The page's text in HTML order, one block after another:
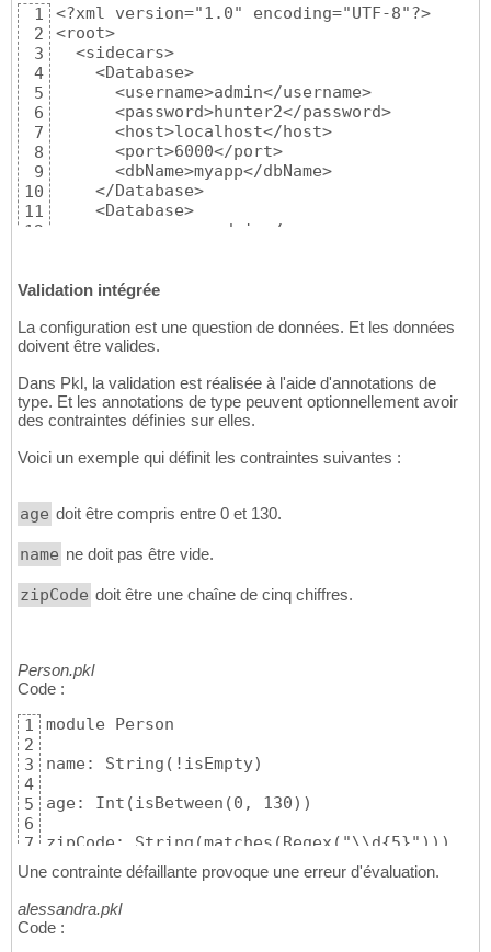
23
24
25
26
27
28
29
30
31
32
    },
    {
      "username": "admin",
      "password": "hunter2",
      "host": "localhost",
      "port": 6003,
      "dbName": "myapp"
1
2
3
4
5
6
7
8
9
10
11
12
15
17
18
20
21
22
23
24
26
27
28
29
30
31
<?xml version="1.0" encoding="UTF-8"?>
<root>
  <sidecars>
    <Database>
      <username>admin</username>
      <password>hunter2</password>
      <host>localhost</host>
      <port>6000</port>
      <dbName>myapp</dbName>
    </Database>
    <Database>
      <username>admin</username>
      <port>6001</port>
    </Database>
    <Database>
      <password>hunter2</password>
      <host>localhost</host>
      <port>6002</port>
      <dbName>myapp</dbName>
    </Database>
      <username>admin</username>
      <password>hunter2</password>
      <host>localhost</host>
      <port>6003</port>
      <dbName>myapp</dbName>
    </Database>
Validation intégrée
La configuration est une question de données. Et les données
doivent être valides.
Dans Pkl, la validation est réalisée à l'aide d'annotations de
type. Et les annotations de type peuvent optionnellement avoir
des contraintes définies sur elles.
Voici un exemple qui définit les contraintes suivantes :
age doit être compris entre 0 et 130.
name ne doit pas être vide.
zipCode doit être une chaîne de cinq chiffres.
Person.pkl
Code :
1
2
3
4
5
6
7
module Person
name: String(!isEmpty)
age: Int(isBetween(0, 130))
zipCode: String(matches(Regex("\\d{5}")))
Une contrainte défaillante provoque une erreur d'évaluation.
alessandra.pkl
Code :